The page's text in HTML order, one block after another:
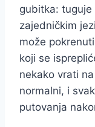
gubitka: tuguje
zajedničkim
može
koji se
nekako vrati
normalni, i
putovanja